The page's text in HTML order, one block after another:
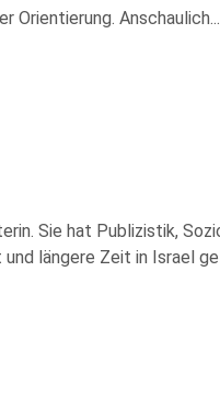
Orientierung. Anschaulich...
Sie hat Publizistik,
längere Zeit in Israel